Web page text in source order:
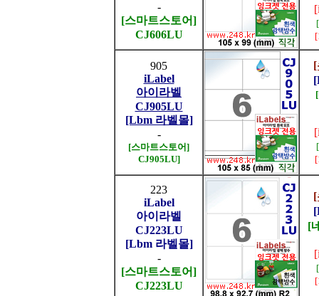
-
[스마트스토어]
CJ606LU
905
iLabel
아이라벨
CJ905LU
[Lbm 라벨몰]
-
[스마트스토어]
CJ905LU]
[
223
iLabel
아이라벨
CJ223LU
[Lbm 라벨몰]
-
[스마트스토어]
CJ223LU
[
[